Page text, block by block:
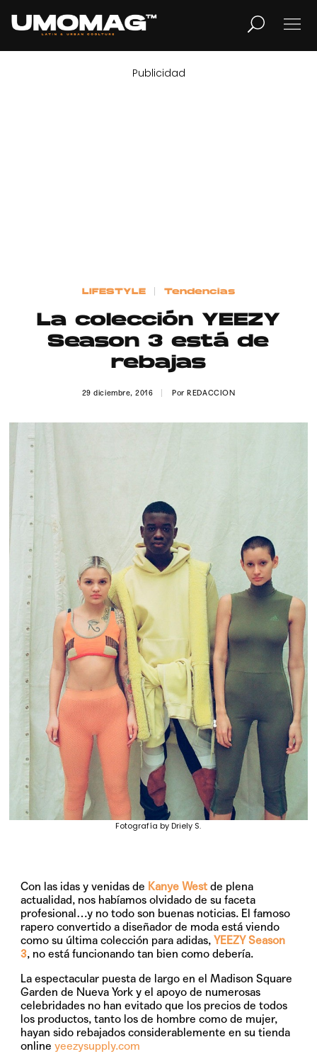
LIFESTYLE
Contacto
Publicidad
LIFESTYLE Tendencias
La colección YEEZY
Season 3 está de
rebajas
29 diciembre, 2016 PorREDACCION
Fotografía by Driely S.
Con las idas y venidas de Kanye West de plena
actualidad, nos habíamos olvidado de su faceta
profesional…y no todo son buenas noticias. El famoso
rapero convertido a diseñador de moda está viendo
como su última colección para adidas,YEEZY Season
3, no está funcionando tan bien como debería.
La espectacular puesta de largo en el Madison Square
Garden de Nueva York y el apoyo de numerosas
celebridades no han evitado que los precios de todos
los productos, tanto los de hombre como de mujer,
hayan sido rebajados considerablemente en su tienda
onlineyeezysupply.com